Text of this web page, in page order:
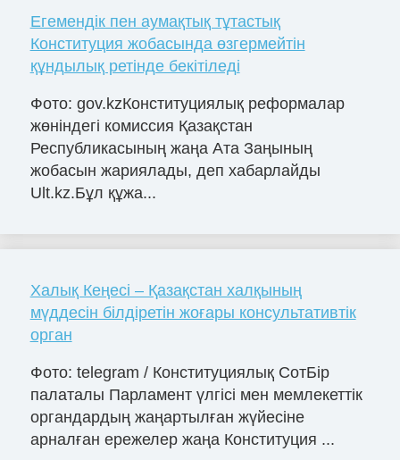
Егемендік пен аумақтық тұтастық
Конституция жобасында өзгермейтін
құндылық ретінде бекітіледі
Фото: gov.kzКонституциялық реформалар
жөніндегі комиссия Қазақстан
Республикасының жаңа Ата Заңының
жобасын жариялады, деп хабарлайды
Ult.kz.Бұл құжа...
Халық Кеңесі – Қазақстан халқының
мүддесін білдіретін жоғары консультативтік
орган
Фото: telegram / Конституциялық СотБір
палаталы Парламент үлгісі мен мемлекеттік
органдардың жаңартылған жүйесіне
арналған ережелер жаңа Конституция ...